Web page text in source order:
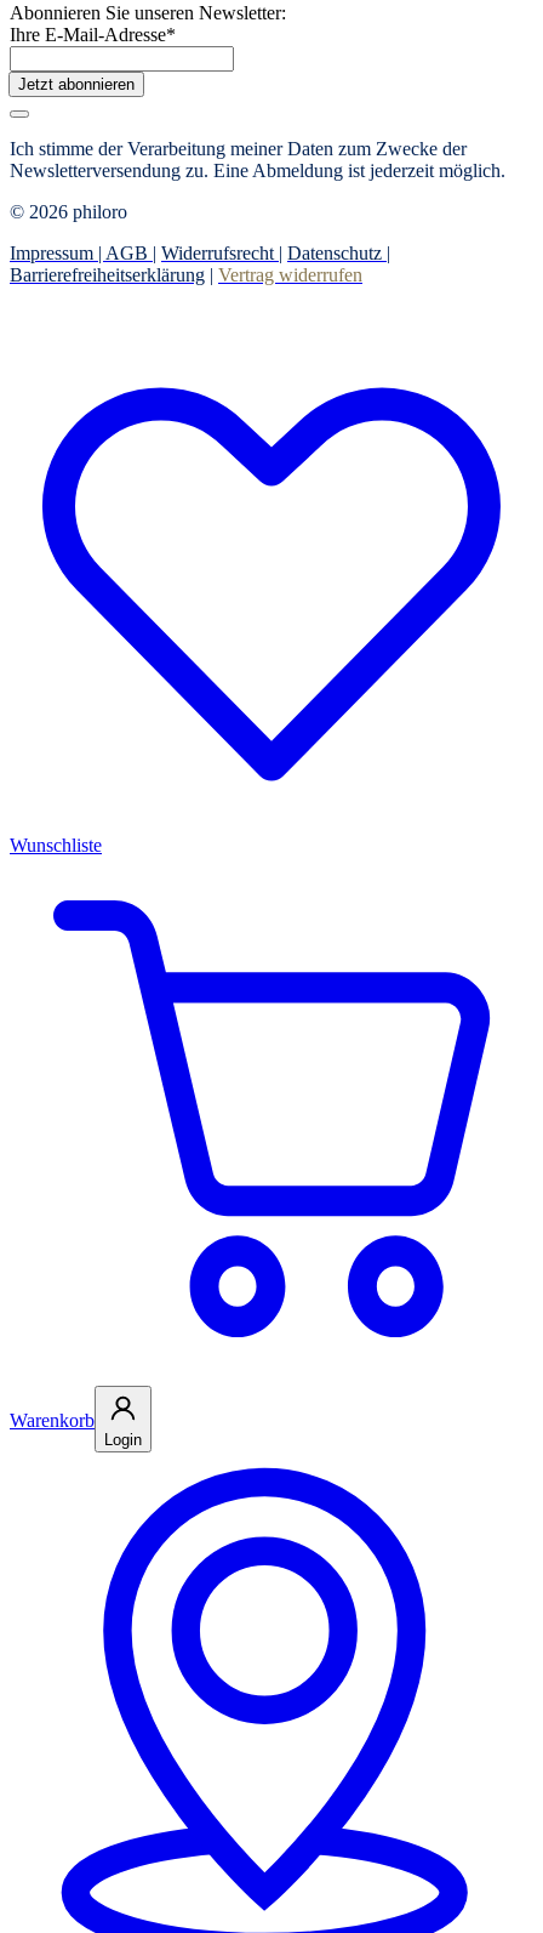
Abonnieren Sie unseren Newsletter:
Ihre E-Mail-Adresse*
Jetzt abonnieren
Ich stimme der Verarbeitung meiner Daten zum Zwecke der
Newsletterversendung zu. Eine Abmeldung ist jederzeit möglich.
© 2026 philoro
Impressum | AGB | Widerrufsrecht | Datenschutz |
Barrierefreiheitserklärung | Vertrag widerrufen
Wunschliste
Warenkorb
Login